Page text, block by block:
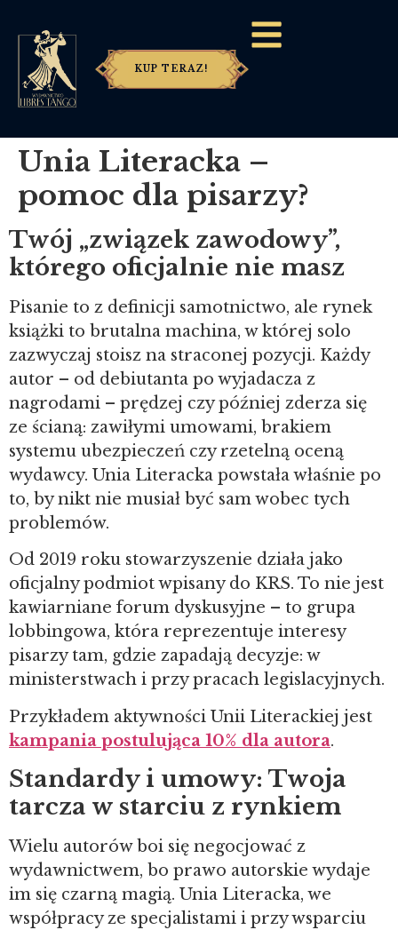
KUP TERAZ!
Unia Literacka –
pomoc dla pisarzy?
Twój „związek zawodowy”,
którego oficjalnie nie masz
Pisanie to z definicji samotnictwo, ale rynek
książki to brutalna machina, w której solo
zazwyczaj stoisz na straconej pozycji. Każdy
autor – od debiutanta po wyjadacza z
nagrodami – prędzej czy później zderza się
ze ścianą: zawiłymi umowami, brakiem
systemu ubezpieczeń czy rzetelną oceną
wydawcy. Unia Literacka powstała właśnie po
to, by nikt nie musiał być sam wobec tych
problemów.
Od 2019 roku stowarzyszenie działa jako
oficjalny podmiot wpisany do KRS. To nie jest
kawiarniane forum dyskusyjne – to grupa
lobbingowa, która reprezentuje interesy
pisarzy tam, gdzie zapadają decyzje: w
ministerstwach i przy pracach legislacyjnych.
Przykładem aktywności Unii Literackiej jest
kampania postulująca 10% dla autora.
Standardy i umowy: Twoja
tarcza w starciu z rynkiem
Wielu autorów boi się negocjować z
wydawnictwem, bo prawo autorskie wydaje
im się czarną magią. Unia Literacka, we
współpracy ze specjalistami i przy wsparciu